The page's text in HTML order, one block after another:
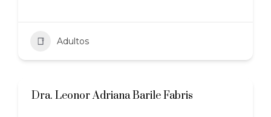
Adultos
Dra. Leonor Adriana Barile Fabris